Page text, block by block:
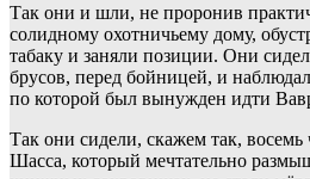
Так они и шли, не проронив
солидному охотничьему дому,
табаку и заняли позиции. Они
брусов, перед бойницей, и
по которой был вынужден идти
Так они сидели, скажем так, восемь
Шасса, который мечтательно